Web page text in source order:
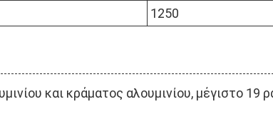
1250
και κράματος αλουμινίου, μέγιστο 19